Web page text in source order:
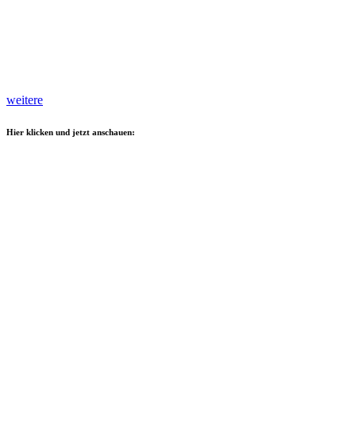
weitere
Hier klicken und jetzt anschauen: